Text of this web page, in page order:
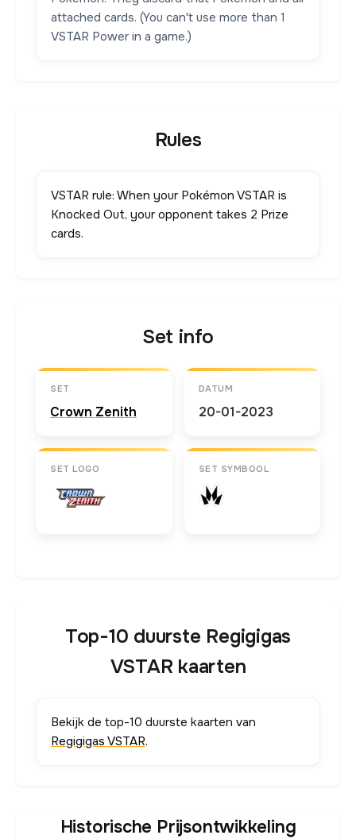
attached cards. (You can't use more than 1
VSTAR Power in a game.)
Rules
VSTAR rule: When your Pokémon VSTAR is
Knocked Out, your opponent takes 2 Prize
cards.
Set info
SET
Crown Zenith
DATUM
20-01-2023
SET LOGO SET SYMBOOL
Top-10 duurste Regigigas
VSTAR kaarten
Bekijk de top-10 duurste kaarten van
Regigigas VSTAR.
Historische Prijsontwikkeling